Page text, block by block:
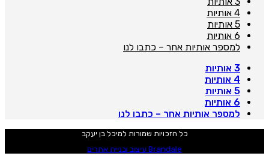
למספר אותיות אחר – כתבו לנו
למספר אותיות אחר – כתבו לנו
כל הזכויות שמורות למיכל בן יעקב
Brandale עיצוב ובניית אתרים